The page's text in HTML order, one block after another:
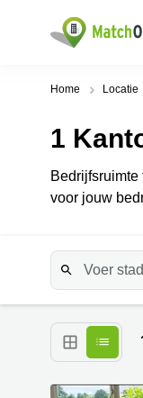
Home Locatie
1
voor jouw